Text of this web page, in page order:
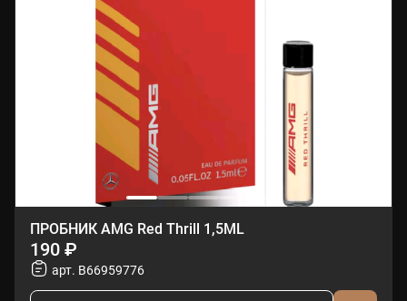
ПРОБНИК AMG Red Thrill 1,5ML
190 ₽
арт. B66959776